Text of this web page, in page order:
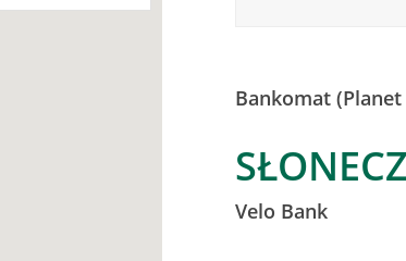
Bankomat (Planet
Velo Bank